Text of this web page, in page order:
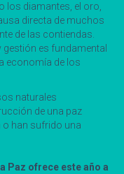
los diamantes, el oro,
directa de muchos
de las contiendas.
es fundamental
economía de los
naturales
de una paz
o han sufrido una
Paz ofrece este año a